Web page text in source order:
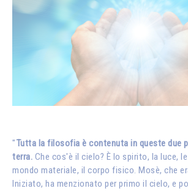
"Tutta la filosofia è contenuta in queste due
terra. Che cos'è il cielo? È lo spirito, la luce,
mondo materiale, il corpo fisico. Mosè, che
Iniziato, ha menzionato per primo il cielo, e